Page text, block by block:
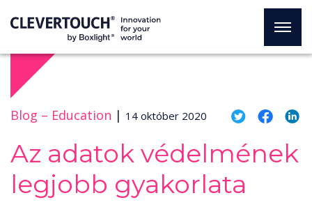
Blog – Education | 14 október 2020
Az adatok védelmének
legjobb gyakorlata